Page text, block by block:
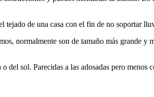
tejado de una casa con el fin de no soportar
normalmente son de tamaño más grande y
del sol. Parecidas a las adosadas pero menos